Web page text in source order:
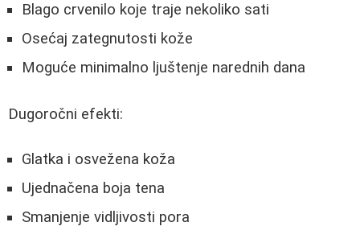
Blago crvenilo koje traje nekoliko sati
Osećaj zategnutosti kože
Moguće minimalno ljuštenje narednih dana
Dugoročni efekti:
Glatka i osvežena koža
Ujednačena boja tena
Smanjenje vidljivosti pora